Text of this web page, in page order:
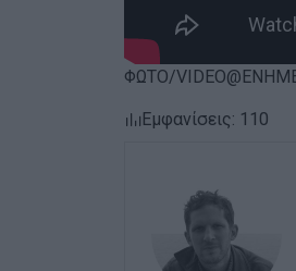
ΦΩΤΟ/
Εμφανίσεις: 110